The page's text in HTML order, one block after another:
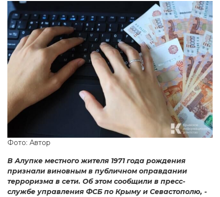
Фото: Автор
В Алупке местного жителя 1971 года рождения
признали виновным в публичном оправдании
терроризма в сети. Об этом сообщили в пресс-
службе управления ФСБ по Крыму и Севастополю, -